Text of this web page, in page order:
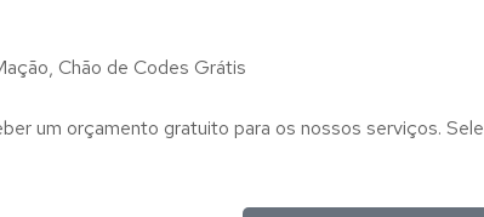
Chão de Codes Grátis
um orçamento gratuito para os nossos serviços.